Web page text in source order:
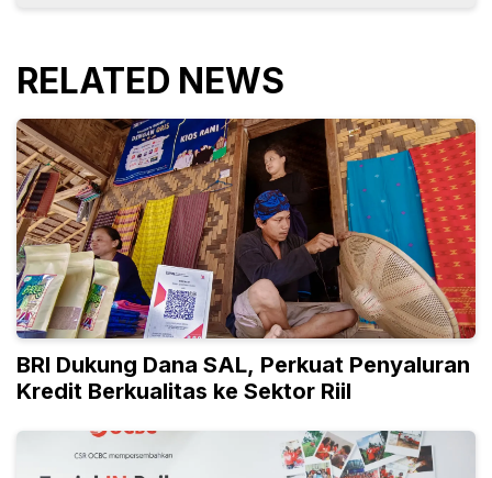
RELATED NEWS
BRI Dukung Dana SAL, Perkuat Penyaluran
Kredit Berkualitas ke Sektor Riil